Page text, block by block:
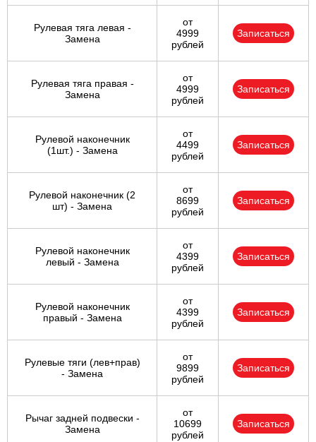
Рулевая тяга левая -
Замена
от
4999
рублей
Записаться
Рулевая тяга правая -
Замена
от
4999
рублей
Записаться
Рулевой наконечник
(1шт.) - Замена
от
4499
рублей
Записаться
Рулевой наконечник (2
шт) - Замена
от
8699
рублей
Записаться
Рулевой наконечник
левый - Замена
от
4399
рублей
Записаться
Рулевой наконечник
правый - Замена
от
4399
рублей
Записаться
Рулевые тяги (лев+прав)
- Замена
от
9899
рублей
Записаться
Рычаг задней подвески -
Замена
от
10699
рублей
Записаться